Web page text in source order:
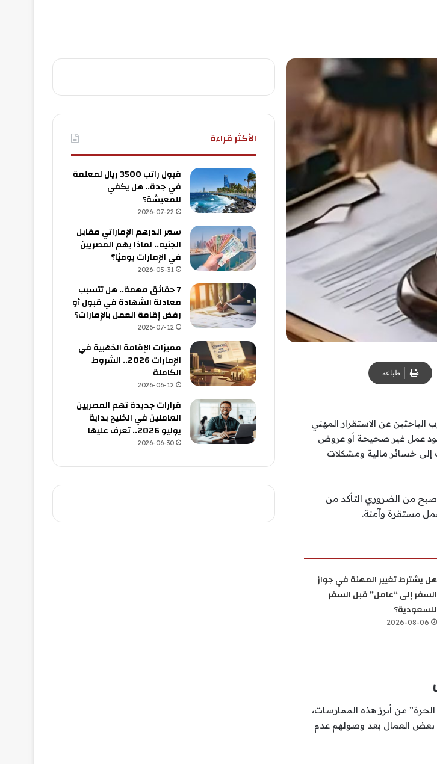
طباعة
عن الاستقرار المهني
عمل غير صحيحة أو عروض
خسائر مالية ومشكلات
أصبح من الضروري التأكد من
مستقرة وآمنة.
هل يشترط تغيير المهنة في جواز
السفر إلى “عامل” قبل السفر
للسعودية؟
2026-08-06
من أبرز هذه الممارسات،
بعض العمال بعد وصولهم عدم
الأكثر قراءة
قبول راتب 3500 ريال لمعلمة
في جدة.. هل يكفي
للمعيشة؟
2026-07-22
سعر الدرهم الإماراتي مقابل
الجنيه.. لماذا يهم المصريين
في الإمارات يوميًا؟
2026-05-31
7 حقائق مهمة.. هل تتسبب
معادلة الشهادة في قبول أو
رفض إقامة العمل بالإمارات؟
2026-07-12
مميزات الإقامة الذهبية في
الإمارات 2026.. الشروط
الكاملة
2026-06-12
قرارات جديدة تهم المصريين
العاملين في الخليج بداية
يوليو 2026.. تعرف عليها
2026-06-30